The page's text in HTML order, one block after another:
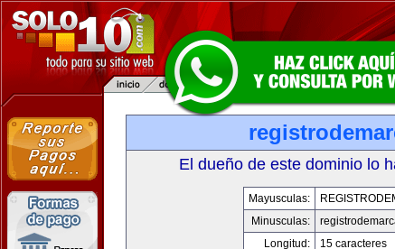
El dueño de este dominio lo
Mayusculas:
Minusculas:
Longitud:
15 caracteres